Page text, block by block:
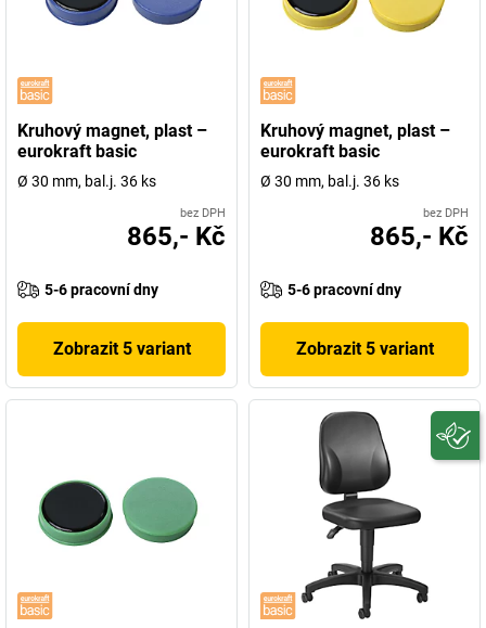
Kruhový magnet, plast –
eurokraft basic
Ø 30 mm, bal.j. 36 ks
bez DPH
865,- Kč
5-6 pracovní dny
Zobrazit 5 variant
Kruhový magnet, plast –
eurokraft basic
Ø 30 mm, bal.j. 36 ks
bez DPH
865,- Kč
5-6 pracovní dny
Zobrazit 5 variant